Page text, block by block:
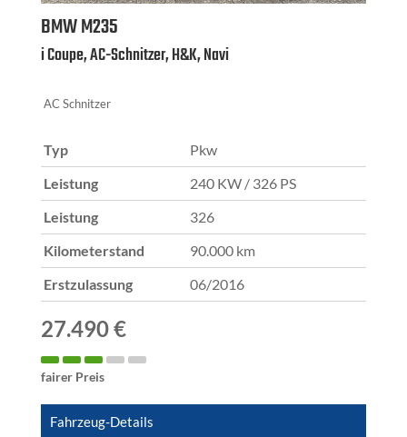
BMWM235
i Coupe, AC-Schnitzer, H&K, Navi
AC Schnitzer
Typ Pkw
Leistung 240 KW / 326 PS
Leistung 326
Kilometerstand 90.000 km
Erstzulassung 06/2016
27.490 €
fairer Preis
Fahrzeug-Details